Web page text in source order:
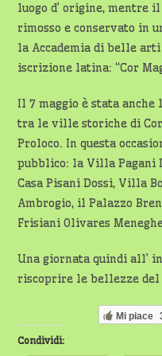
luogo d’ origine, mentre
rimosso e conservato in
la Accademia di belle arti
iscrizione latina: “Cor
Il 7 maggio è stata
tra le ville storiche di
Proloco. In questa
pubblico: la Villa Pagani
Casa Pisani Dossi, Villa
Ambrogio, il Palazzo
Frisiani Olivares
Una giornata quindi all’
riscoprire le bellezze del
Mi piace
Condividi: